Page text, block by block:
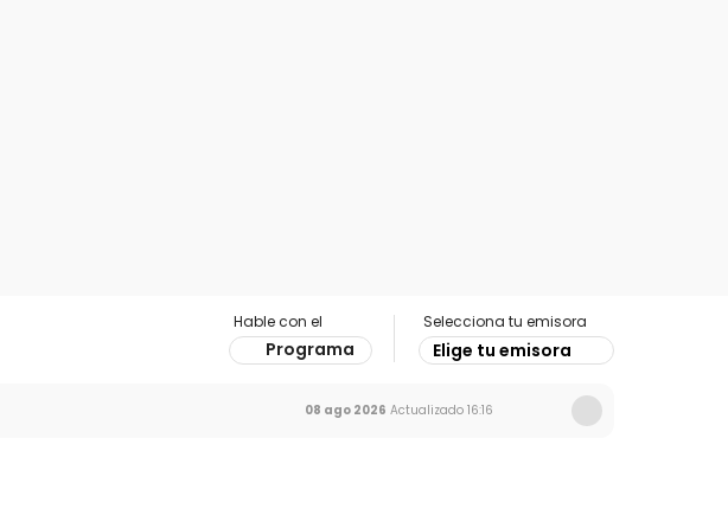
Hable con el
Programa
Selecciona tu emisora
Elige tu emisora
08 ago 2026 Actualizado 16:16